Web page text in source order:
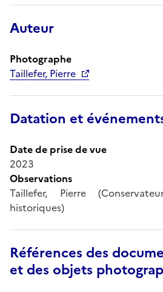
Auteur
Photographe
Taillefer, Pierre
Datation et
Date de prise de vue
2023
Observations
Taillefer, Pierre
historiques)
Références des
et des objets